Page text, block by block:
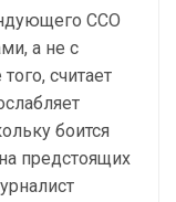
ССО
а не с
считает
боится
предстоящих